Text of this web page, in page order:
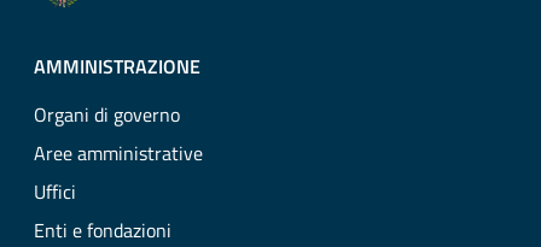
AMMINISTRAZIONE
Organi di governo
Aree amministrative
Uffici
Enti e fondazioni